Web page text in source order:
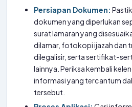
Persiapan Dokumen:
dokumen yang diperlukan
surat lamaran yang
dilamar, fotokopi ijazah dan
dilegalisir, serta sertifikat-
lainnya. Periksa kembali
informasi yang tercantum
tersebut.